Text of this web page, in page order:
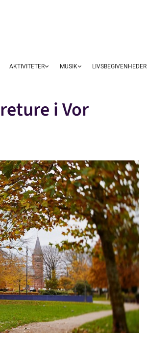
AKTIVITETER MUSIK LIVSBEGIVENHEDER
i Vor